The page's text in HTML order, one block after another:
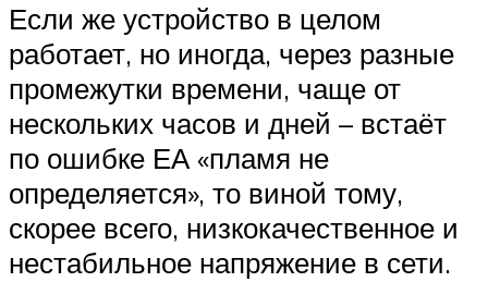
Если же устройство в целом
работает, но иногда, через разные
промежутки времени, чаще от
нескольких часов и дней – встаёт
по ошибке ЕА «пламя не
определяется», то виной тому,
скорее всего, низкокачественное и
нестабильное напряжение в сети.